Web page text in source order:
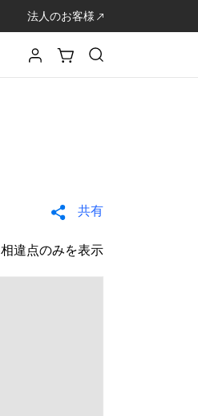
法人のお客様
共有
相違点のみを表示